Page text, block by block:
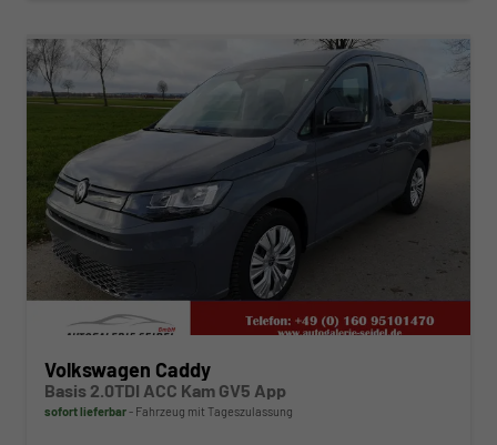
Volkswagen Caddy
Basis 2.0TDI ACC Kam GV5 App
sofort lieferbar Fahrzeug mit Tageszulassung